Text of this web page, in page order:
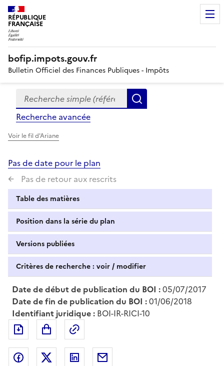
RÉPUBLIQUE
FRANÇAISE
bofip.impots.gouv.fr
Bulletin Officiel des Finances Publiques - Impôts
Formulaire
de
recherche
Recherche simple (références, mots clés, partie du
Recherche avancée
Voir le fil d'Ariane
Pas de date pour le plan
Pas de retour aux rescrits
Table des matières
Position dans la série du plan
Versions publiées
Critères de recherche : voir / modifier
Date de début de publication du BOI :05/07/2017
Date de fin de publication du BOI :01/06/2018
Identifiant juridique : BOI-IR-RICI-10
Exporter le document au format pdf
Partager sur Facebook
Partager sur Twitter
Partager sur LinkedIn